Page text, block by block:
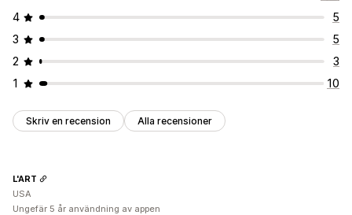
4
5
3
5
2
3
1
10
Skriv en recension Alla recensioner
L'ART
USA
Ungefär 5 år användning av appen